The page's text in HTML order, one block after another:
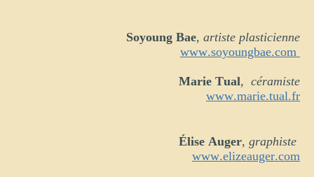
Soyoung Bae, artiste plasticienne
www.soyoungbae.com
Marie Tual, céramiste
www.marie.tual.fr
Élise Auger, graphiste
www.elizeauger.com